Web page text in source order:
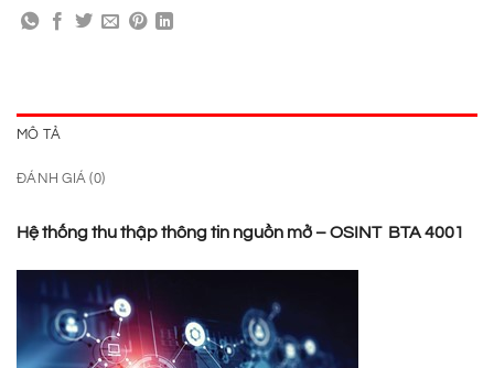
MÔ TẢ
ĐÁNH GIÁ (0)
Hệ thống thu thập thông tin nguồn mở – OSINT BTA 4001